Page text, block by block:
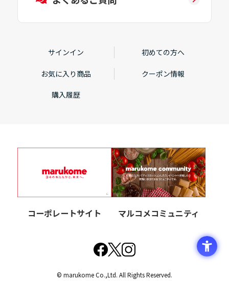
サインイン 初めての方へ
お気に入り商品 クーポン情報
購入履歴
コーポレートサイト マルコメコミュニティ
© marukome Co.,Ltd. All Rights Reserved.